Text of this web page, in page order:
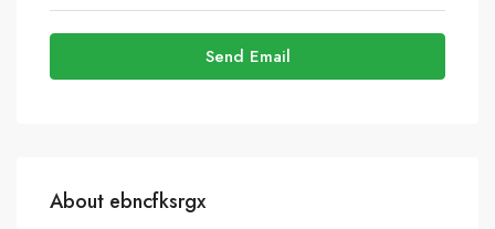
Send Email
About ebncfksrgx